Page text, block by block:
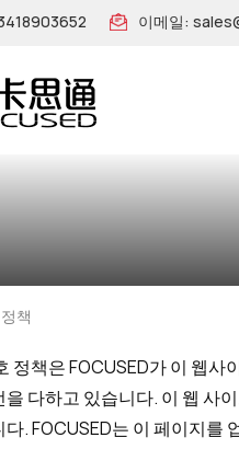
이메일:
책
정책은 FOCUSED가 이 웹
다하고 있습니다. 이 웹 사
. FOCUSED는 이 페이지